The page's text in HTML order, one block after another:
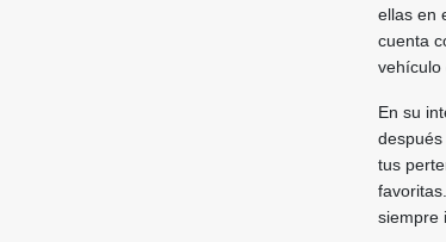
ellas en
cuenta
vehículo
En su
tus
siempre